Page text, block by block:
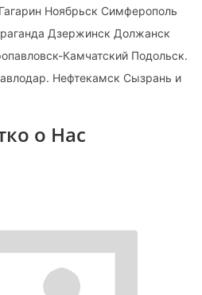
Ноябрьск Симферополь
Дзержинск Должанск
Камчатский Подольск.
Нефтекамск Сызрань и
о Нас